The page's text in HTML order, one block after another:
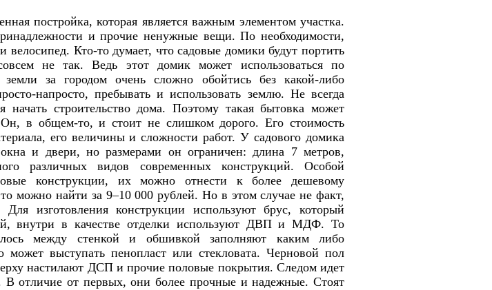
постройка, которая является важным элементом участка.
и прочие ненужные вещи. По необходимости,
велосипед. Кто-то думает, что садовые домики будут портить
не так. Ведь этот домик может использоваться по
за городом очень сложно обойтись без какой-либо
напросто, пребывать и использовать землю. Не всегда
начать строительство дома. Поэтому такая бытовка может
в общем-то, и стоит не слишком дорого. Его стоимость
его величины и сложности работ. У садового домика
окна и двери, но размерами он ограничен: длина 7 метров,
различных видов современных конструкций. Особой
конструкции, их можно отнести к более дешевому
можно найти за 9–10 000 рублей. Но в этом случае не факт,
изготовления конструкции используют брус, который
внутри в качестве отделки используют ДВП и МДФ. То
между стенкой и обшивкой заполняют каким либо
может выступать пенопласт или стекловата. Черновой пол
настилают ДСП и прочие половые покрытия. Следом идет
В отличие от первых, они более прочные и надежные. Стоят